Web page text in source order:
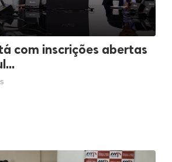
com inscrições abertas